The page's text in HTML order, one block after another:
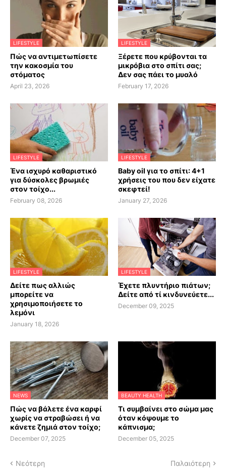
LIFESTYLE
Πώς να αντιμετωπίσετε
την κακοσμία του
στόματος
April 23, 2026
LIFESTYLE
Ξέρετε που κρύβονται τα
μικρόβια στο σπίτι σας;
Δεν σας πάει το μυαλό
February 17, 2026
LIFESTYLE
Ένα ισχυρό καθαριστικό
για δύσκολες βρωμιές
στον τοίχο...
February 08, 2026
LIFESTYLE
Baby oil για το σπίτι: 4+1
χρήσεις του που δεν είχατε
σκεφτεί!
January 27, 2026
LIFESTYLE
Δείτε πως αλλιώς
μπορείτε να
χρησιμοποιήσετε το
λεμόνι
January 18, 2026
LIFESTYLE
Έχετε πλυντήριο πιάτων;
Δείτε από τί κινδυνεύετε...
December 09, 2025
NEWS
Πώς να βάλετε ένα καρφί
χωρίς να στραβώσει ή να
κάνετε ζημιά στον τοίχο;
December 07, 2025
BEAUTY HEALTH
Τι συμβαίνει στο σώμα μας
όταν κόψουμε το
κάπνισμα;
December 05, 2025
Νεότερη Παλαιότερη